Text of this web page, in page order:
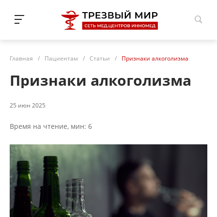
Главная / Пациентам / Статьи / Признаки алкоголизма
Признаки алкоголизма
25 июн 2025
Время на чтение, мин: 6